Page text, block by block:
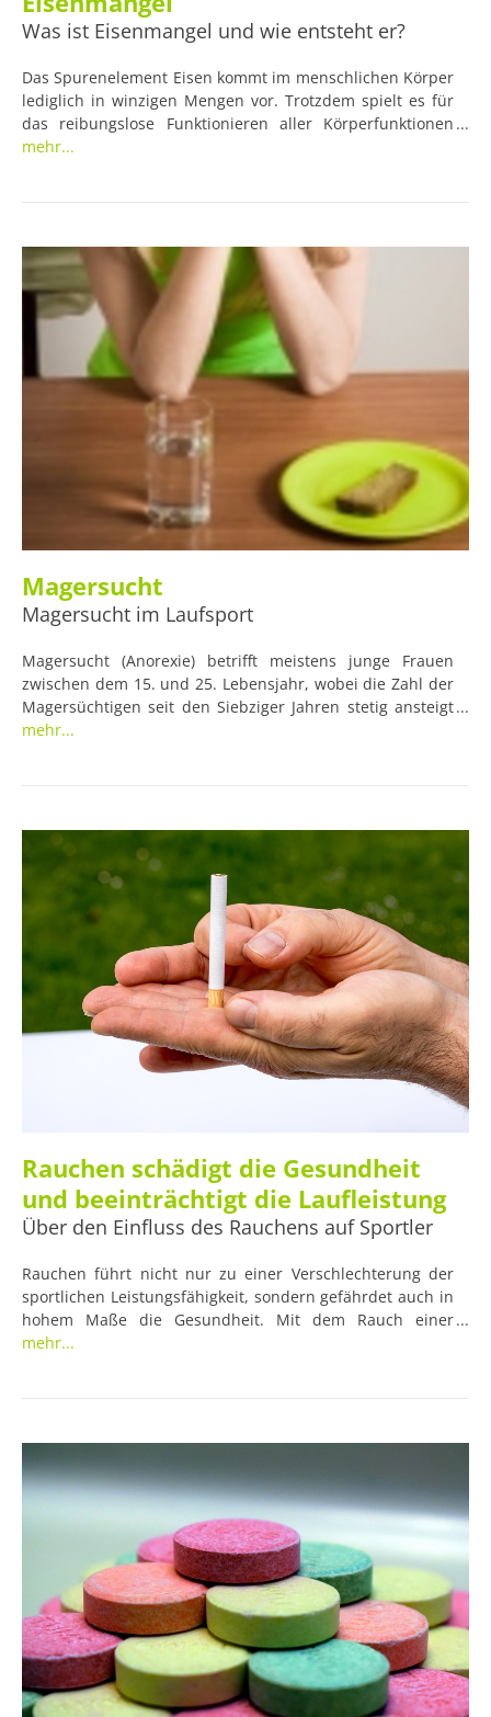
Was ist Eisenmangel und wie entsteht er?
Das Spurenelement Eisen kommt im menschlichen Körper
lediglich in winzigen Mengen vor. Trotzdem spielt es für
das reibungslose Funktionieren aller Körperfunktionen
eine sehr wichtige Rolle. Einerseits dient Eisen der
mehr...
Magersucht
Magersucht im Laufsport
Magersucht (Anorexie) betrifft meistens junge Frauen
zwischen dem 15. und 25. Lebensjahr, wobei die Zahl der
Magersüchtigen seit den Siebziger Jahren stetig ansteigt
und sich mittlerweile auch auf immer mehr ältere Frauen
mehr...
Rauchen schädigt die Gesundheit
und beeinträchtigt die Laufleistung
Über den Einfluss des Rauchens auf Sportler
Rauchen führt nicht nur zu einer Verschlechterung der
sportlichen Leistungsfähigkeit, sondern gefährdet auch in
hohem Maße die Gesundheit. Mit dem Rauch einer
Zigarette gelangen sowohl das süchtig machende Nikotin
allein dadurch, dass sie sich das Rauchen abgewöhnen,
ihre Laufleistung verbessern, was für viele Sportler ein
Grund mehr sein dürfte, mit dem Nikotinentzug ernst zu
mehr...